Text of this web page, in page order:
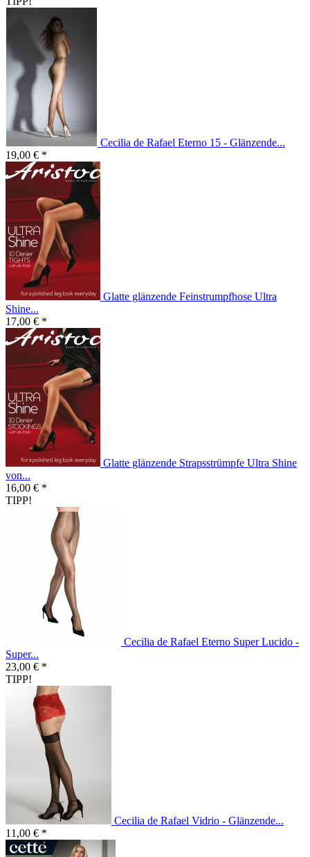
Cecilia de Rafael Eterno 15 - Glänzende...
19,00 € *
Glatte glänzende Feinstrumpfhose Ultra
Shine...
17,00 € *
Glatte glänzende Strapsstrümpfe Ultra Shine
von...
16,00 € *
TIPP!
Cecilia de Rafael Eterno Super Lucido -
Super...
23,00 € *
TIPP!
Cecilia de Rafael Vidrio - Glänzende...
11,00 € *